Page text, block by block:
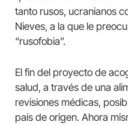
tanto rusos, ucranianos
Nieves, a la que le
“rusofobia”.
El fin del proyecto de
salud, a través de una
revisiones médicas,
país de origen. Ahora